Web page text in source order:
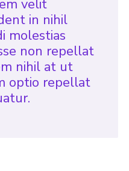
velit
in nihil
molestias
non repellat
nihil at ut
optio repellat